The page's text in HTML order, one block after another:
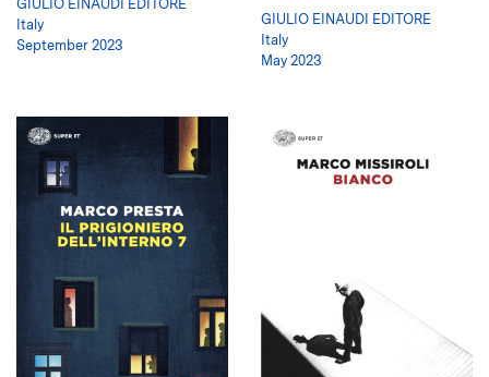
GIULIO EINAUDI EDITORE
Italy
September 2023
GIULIO EINAUDI EDITORE
Italy
May 2023